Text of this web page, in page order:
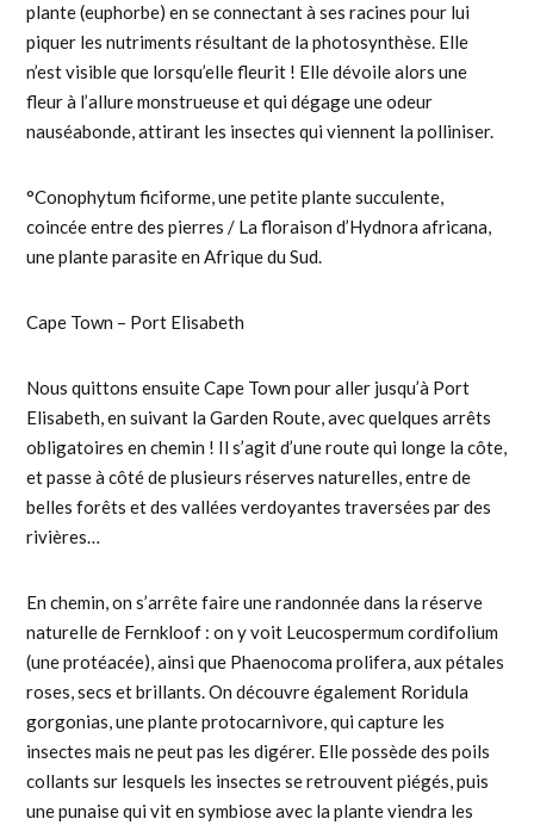
plante (euphorbe) en se connectant à ses racines pour lui
piquer les nutriments résultant de la photosynthèse. Elle
n’est visible que lorsqu’elle fleurit ! Elle dévoile alors une
fleur à l’allure monstrueuse et qui dégage une odeur
nauséabonde, attirant les insectes qui viennent la polliniser.
°Conophytum ficiforme, une petite plante succulente,
coincée entre des pierres / La floraison d’Hydnora africana,
une plante parasite en Afrique du Sud.
Cape Town – Port Elisabeth
Nous quittons ensuite Cape Town pour aller jusqu’à Port
Elisabeth, en suivant la Garden Route, avec quelques arrêts
obligatoires en chemin ! Il s’agit d’une route qui longe la côte,
et passe à côté de plusieurs réserves naturelles, entre de
belles forêts et des vallées verdoyantes traversées par des
rivières…
En chemin, on s’arrête faire une randonnée dans la réserve
naturelle de Fernkloof : on y voit Leucospermum cordifolium
(une protéacée), ainsi que Phaenocoma prolifera, aux pétales
roses, secs et brillants. On découvre également Roridula
gorgonias, une plante protocarnivore, qui capture les
insectes mais ne peut pas les digérer. Elle possède des poils
collants sur lesquels les insectes se retrouvent piégés, puis
une punaise qui vit en symbiose avec la plante viendra les